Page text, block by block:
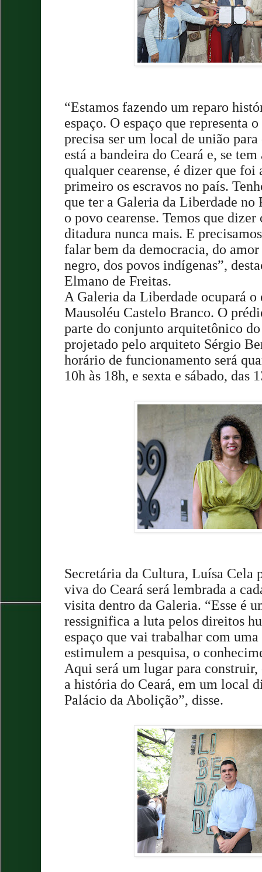
“Estamos fazendo um reparo
espaço. O espaço que representa
precisa ser um local de união
está a bandeira do Ceará e, se
qualquer cearense, é dizer que foi
primeiro os escravos no país.
que ter a Galeria da Liberdade no
o povo cearense. Temos que
ditadura nunca mais. E
falar bem da democracia, do
negro, dos povos indígenas”,
Elmano de Freitas.
A Galeria da Liberdade ocupará o
Mausoléu Castelo Branco. O
parte do conjunto arquitetônico
projetado pelo arquiteto Sérgio
horário de funcionamento será
10h às 18h, e sexta e sábado, das
Secretária da Cultura, Luísa Cela
viva do Ceará será lembrada a
visita dentro da Galeria. “Esse é
ressignifica a luta pelos direitos
espaço que vai trabalhar com
estimulem a pesquisa, o
Aqui será um lugar para construir,
a história do Ceará, em um local
Palácio da Abolição”, disse.